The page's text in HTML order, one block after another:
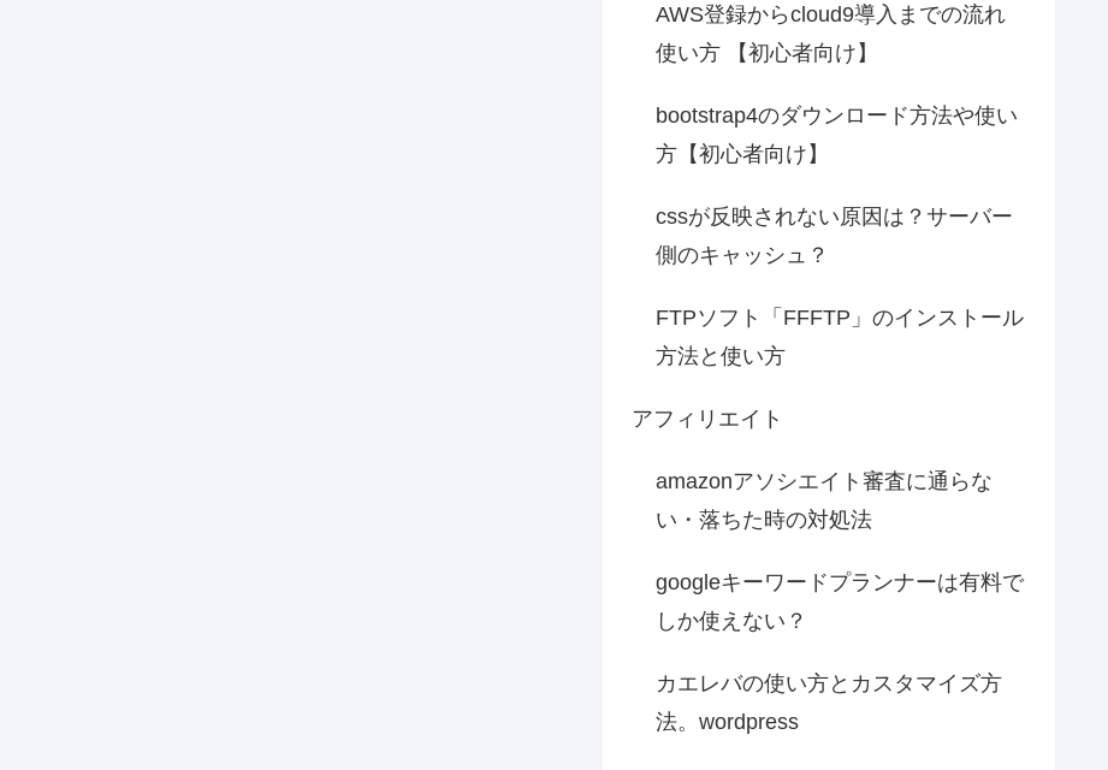
AWS登録からcloud9導入までの流れ
使い方 【初心者向け】
bootstrap4のダウンロード方法や使い
方【初心者向け】
cssが反映されない原因は？サーバー
側のキャッシュ？
FTPソフト「FFFTP」のインストール
方法と使い方
アフィリエイト
amazonアソシエイト審査に通らな
い・落ちた時の対処法
googleキーワードプランナーは有料で
しか使えない？
カエレバの使い方とカスタマイズ方
法。wordpress